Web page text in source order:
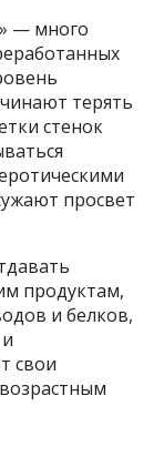
— много
терять
стенок
просвет
продуктам,
и белков,
свои